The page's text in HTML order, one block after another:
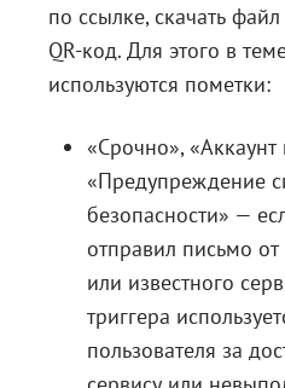
по ссылке, скачать
QR-код. Для этого в
используются пометки:
«Срочно», «Аккаунт
«Предупреждение
безопасности» —
отправил письмо
или известного
триггера
пользователя за